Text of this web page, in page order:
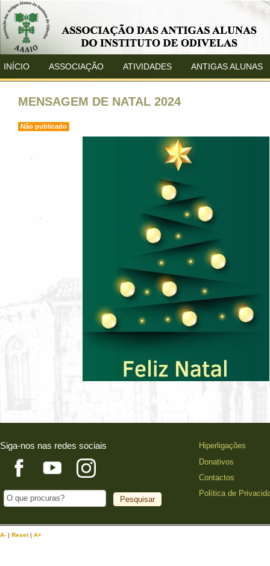
INÍCIO ASSOCIAÇÃO ATIVIDADES ANTIGAS ALUNAS
MENSAGEM DE NATAL 2024
Não publicado
Siga-nos nas redes sociais
Hiperligações
Donativos
Contactos
Política de
A- | Reset| A+